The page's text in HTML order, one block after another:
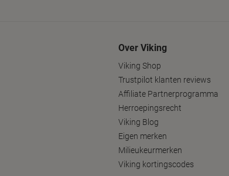
Over Viking
Viking Shop
Trustpilot klanten reviews
Affiliate Partnerprogramma
Herroepingsrecht
Viking Blog
Eigen merken
Milieukeurmerken
Viking kortingscodes